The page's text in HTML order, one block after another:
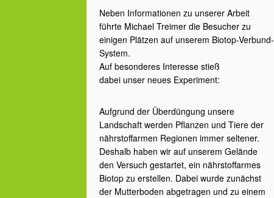
Neben Informationen zu unserer Arbeit
führte Michael Treimer die Besucher zu
einigen Plätzen auf unserem Biotop-Verbund-
System.
Auf besonderes Interesse stieß
dabei unser neues Experiment:
Aufgrund der Überdüngung unsere
Landschaft werden Pflanzen und Tiere der
nährstoffarmen Regionen immer seltener.
Deshalb haben wir auf unserem Gelände
den Versuch gestartet, ein nährstoffarmes
Biotop zu erstellen. Dabei wurde zunächst
der Mutterboden abgetragen und zu einem